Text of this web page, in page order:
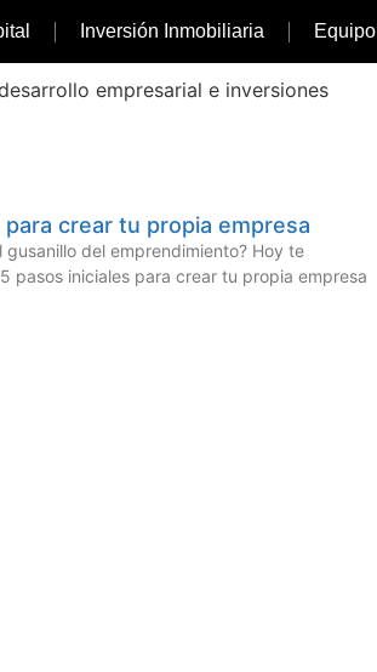
Inversión Inmobiliaria Equipo
empresarial e inversiones
para crear tu propia empresa
gusanillo del emprendimiento? Hoy te
pasos iniciales para crear tu propia empresa